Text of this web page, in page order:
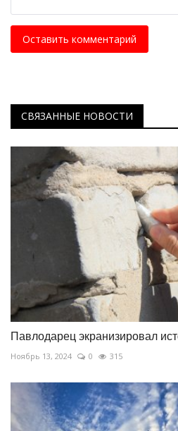
Оставить комментарий
СВЯЗАННЫЕ НОВОСТИ
Павлодарец экранизировал
Ноябрь 13, 2024 0 315